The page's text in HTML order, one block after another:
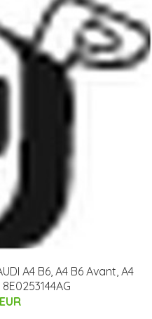
A4 B6, A4 B6 Avant, A4